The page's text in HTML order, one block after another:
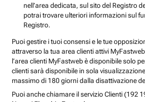
nell’area dedicata, sul sito del Registro
potrai trovare ulteriori informazioni sul
Registro.
Puoi gestire i tuoi consensi e le tue
attraverso la tua area clienti attivi
l’area clienti MyFastweb è disponibile solo
clienti sarà disponibile in sola
massimo di 180 giorni dalla disattivazione
Puoi anche chiamare il servizio Clienti (192